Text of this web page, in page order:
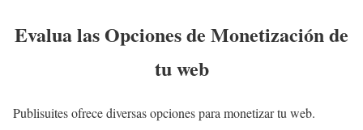
Evalua las Opciones de Monetizaciónde
tu web
Publisuites ofrece diversas opciones para monetizar tu web.